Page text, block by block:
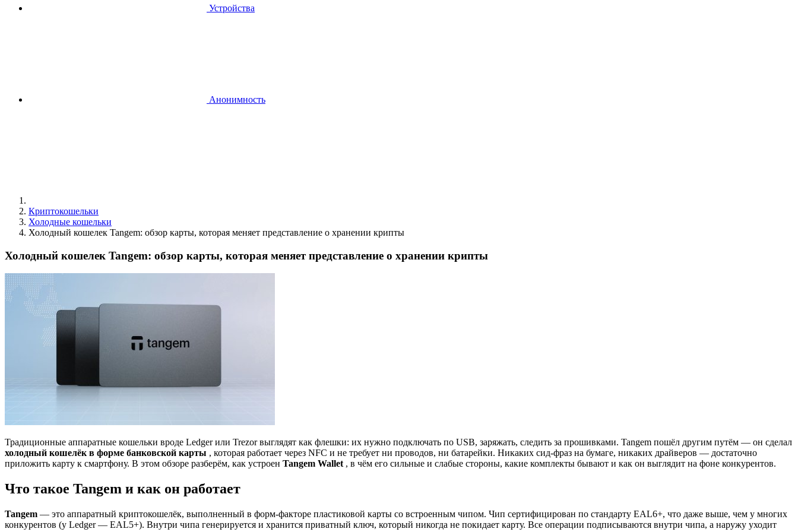
Устройства
Анонимность
Криптокошельки
Холодные кошельки
Холодный кошелек Tangem: обзор карты, которая меняет представление о хранении крипты
Холодный кошелек Tangem: обзор карты, которая меняет представление о хранении крипты
Традиционные аппаратные кошельки вроде Ledger или Trezor выглядят как флешки: их нужно подключать по USB, заряжать, следить за прошивками. Tangem пошёл другим путём — он сделал
холодный кошелёк в форме банковской карты , которая работает через NFC и не требует ни проводов, ни батарейки. Никаких сид-фраз на бумаге, никаких драйверов — достаточно
приложить карту к смартфону. В этом обзоре разберём, как устроен Tangem Wallet , в чём его сильные и слабые стороны, какие комплекты бывают и как он выглядит на фоне конкурентов.
Что такое Tangem и как он работает
Tangem — это аппаратный криптокошелёк, выполненный в форм-факторе пластиковой карты со встроенным чипом. Чип сертифицирован по стандарту EAL6+, что даже выше, чем у многих
конкурентов (у Ledger — EAL5+). Внутри чипа генерируется и хранится приватный ключ, который никогда не покидает карту. Все операции подписываются внутри чипа, а наружу уходит